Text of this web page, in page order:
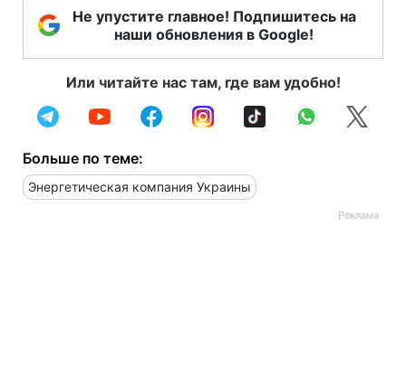
Не упустите главное! Подпишитесь на
наши обновления в Google!
Или читайте нас там, где вам удобно!
Больше по теме:
Энергетическая компания Украины